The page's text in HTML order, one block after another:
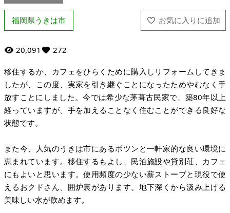
福岡県うきは市
20,091 272
移住するか、カフェをひらくために購入しリフォームしてきま
したが、この度、実家を引き継ぐことになったためやむなく手
放すことにしました。今では希少な茅葺古民家で、築80年以上
経っていますが、手を加えることなく住むことができる良好な
状態です。
また今、人気のうきは市にあるポツンと一軒家的な良い環境に
恵まれています。移住するもよし、民泊施設や貸別荘、カフェ
にもよいと思います。使用頻度の少ない薪ストーブと現役で使
えるおクドさん、囲炉裏があります。地下深くから汲み上げる
美味しい水が飲めます。